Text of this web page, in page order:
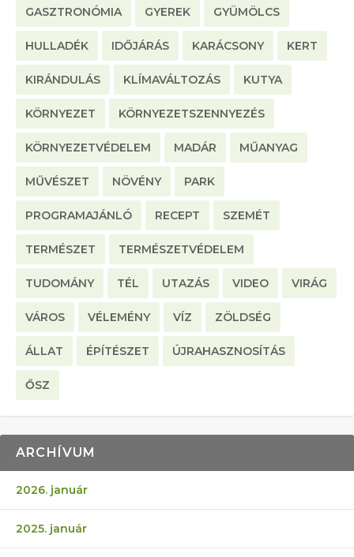
GASZTRONÓMIA GYEREK GYÜMÖLCS
HULLADÉK IDŐJÁRÁS KARÁCSONY KERT
KIRÁNDULÁS KLÍMAVÁLTOZÁS KUTYA
KÖRNYEZET KÖRNYEZETSZENNYEZÉS
KÖRNYEZETVÉDELEM MADÁR MŰANYAG
MŰVÉSZET NÖVÉNY PARK
PROGRAMAJÁNLÓ RECEPT SZEMÉT
TERMÉSZET TERMÉSZETVÉDELEM
TUDOMÁNY TÉL UTAZÁS VIDEO VIRÁG
VÁROS VÉLEMÉNY VÍZ ZÖLDSÉG
ÁLLAT ÉPÍTÉSZET ÚJRAHASZNOSÍTÁS
ŐSZ
ARCHÍVUM
2026. január
2025. január